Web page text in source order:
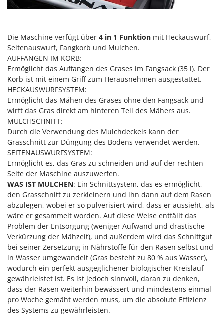
Makita
Marcato
Marina Systems
Master
Mastercook
McCulloch
MCH
Michelin
Mille
Minox
Mockmill
More than chef
MOSA
MOVA
Mowox
MTD
N
New O.M.R.A.
Nilfisk
Ninja
Die Maschine verfügt über 4 in 1 Funktion mit Heckauswurf,
Seitenauswurf, Fangkorb und Mulchen.
AUFFANGEN IM KORB:
Ermöglicht das Auffangen des Grases im Fangsack (35 l). Der
Korb ist mit einem Griff zum Herausnehmen ausgestattet.
HECKAUSWURFSYSTEM:
Ermöglicht das Mähen des Grases ohne den Fangsack und
wirft das Gras direkt am hinteren Teil des Mähers aus.
MULCHSCHNITT:
Durch die Verwendung des Mulchdeckels kann der
Grasschnitt zur Düngung des Bodens verwendet werden.
SEITENAUSWURFSYSTEM:
Ermöglicht es, das Gras zu schneiden und auf der rechten
Seite der Maschine auszuwerfen.
WAS IST MULCHEN: Ein Schnittsystem, das es ermöglicht,
den Grasschnitt zu zerkleinern und ihn dann auf dem Rasen
abzulegen, wobei er so pulverisiert wird, dass er aussieht, als
wäre er gesammelt worden. Auf diese Weise entfällt das
Problem der Entsorgung (weniger Aufwand und drastische
Verkürzung der Mähzeit), und außerdem wird das Schnittgut
bei seiner Zersetzung in Nährstoffe für den Rasen selbst und
in Wasser umgewandelt (Gras besteht zu 80 % aus Wasser),
wodurch ein perfekt ausgeglichener biologischer Kreislauf
gewährleistet ist. Es ist jedoch sinnvoll, daran zu denken,
dass der Rasen weiterhin bewässert und mindestens einmal
pro Woche gemäht werden muss, um die absolute Effizienz
des Systems zu gewährleisten.